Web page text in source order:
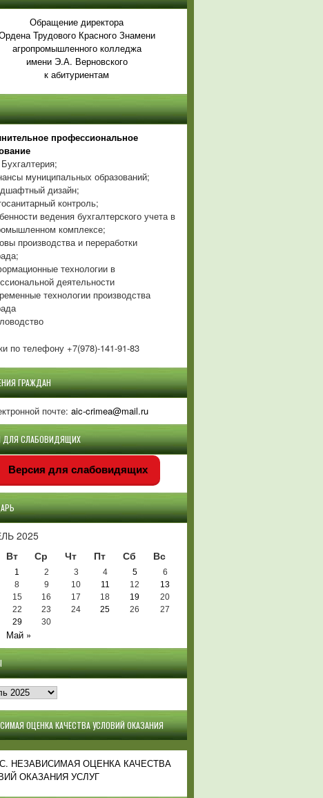
Обращение директора
Трудового Красного Знамени
агропромышленного колледжа
имени Э.А. Верновского
к абитуриентам
профессиональное
муниципальных образований;
дизайн;
контроль;
ведения бухгалтерского учета в
комплексе;
производства и переработки
технологии в
деятельности
технологии производства
по телефону +7(978)-141-91-83
ГРАЖДАН
почте: aic-crimea@mail.ru
ДЛЯ СЛАБОВИДЯЩИХ
Версия для слабовидящих
2025
Вт Ср Чт Пт Сб Вс
1 2 3 4 5
6
8 9 10 11 12
13
15 16 17 18 19
20
22 23 24 25 26
27
29 30
Май »
ОЦЕНКА КАЧЕСТВА УСЛОВИЙ ОКАЗАНИЯ
НЕЗАВИСИМАЯ ОЦЕНКА КАЧЕСТВА
ОКАЗАНИЯ УСЛУГ